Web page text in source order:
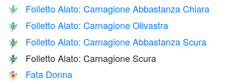
🧚🏼‍♂️ Folletto Alato: Carnagione Abbastanza Chiara
🧚🏽‍♂️ Folletto Alato: Carnagione Olivastra
🧚🏾‍♂️ Folletto Alato: Carnagione Abbastanza Scura
🧚🏿‍♂️ Folletto Alato: Carnagione Scura
🧚‍♀️ Fata Donna